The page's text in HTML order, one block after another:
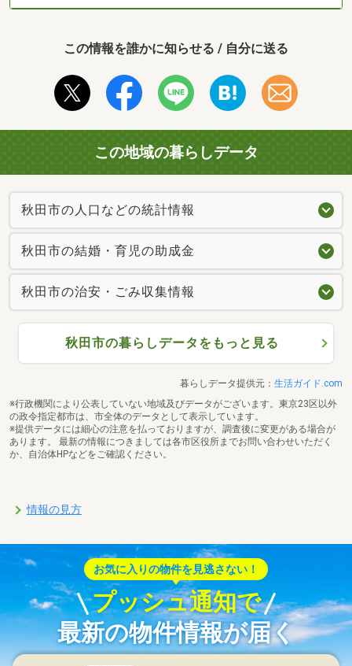
この情報を誰かに知らせる / 自分に送る
この地域の暮らしデータ
秋田市の人口などの統計情報
秋田市の結婚・育児の助成金
秋田市の治安・ごみ収集情報
秋田市の暮らしデータをもっと見る
暮らしデータ提供元： 生活ガイド.com
※行政機関により公表していない地域及びデータがございます。東京23区以外
の政令指定都市は、市全体のデータとして表示しています。
※提供データには細心の注意を払っておりますが、調査後に変更がある場合が
あります。 最新の情報につきましては各市区役所までお問い合わせいただく
か、自治体HPなどをご確認ください。
情報の見方
お気に入りの物件を見逃さない！
プッシュ通知で
最新の物件情報が届く